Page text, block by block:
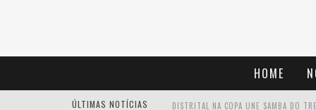
HOME
ÚLTIMAS NOTÍCIAS